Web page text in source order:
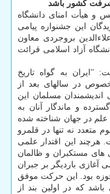
کشور باشد
و هیأت امنای دانشگاه
این جشنواره پیامی
بروجردی معاون
آزاد اسلامی قرائت
"ایران به گواه تاریخ
در سالهای بعد از
مسلمان این
گسترده و ماندگار آنان به
علم در جهان شناخته شده
متعدد نه تنها در قلمرو
هرچند این اقتدار علمی
مستکبران و ظالمان
آغازی باردیگر بر جبران
بود. این حرکت موفق
که در اولین بند از